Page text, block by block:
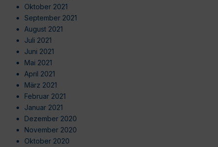
Oktober 2021
September 2021
August 2021
Juli 2021
Juni 2021
Mai 2021
April 2021
März 2021
Februar 2021
Januar 2021
Dezember 2020
November 2020
Oktober 2020